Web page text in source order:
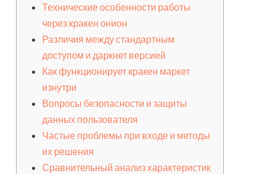
Технические особенности работы
через кракен онион
Различия между стандартным
доступом и даркнет версией
Как функционирует кракен маркет
изнутри
Вопросы безопасности и защиты
данных пользователя
Частые проблемы при входе и методы
их решения
Сравнительный анализ характеристик